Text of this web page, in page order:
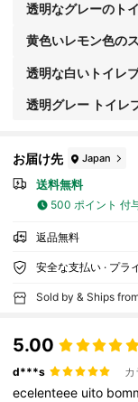
透明なグレーのト
黄色いレモン色の
透明な白いトイレ
透明グレー トイレ
お届け先 Japan
送料無料
500 ポイント 付
返品無料
安全な支払い · プラ
Sold by & Ships
5.00
d***s
ecelenteee uito